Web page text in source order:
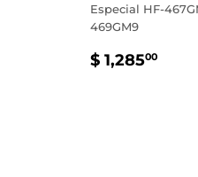
Especial HF-
469GM9
PRECIO
$ 1,28500